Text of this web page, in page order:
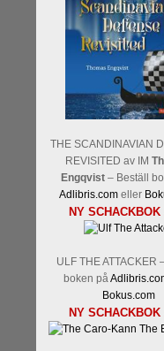
THE SCANDINAVIAN
REVISITED av IM
Engqvist– Beställ
Adlibris.com eller
NY SCHACKBOK
ULF THE ATTACKER
boken på
Bokus.com
NY SCHACKBOK